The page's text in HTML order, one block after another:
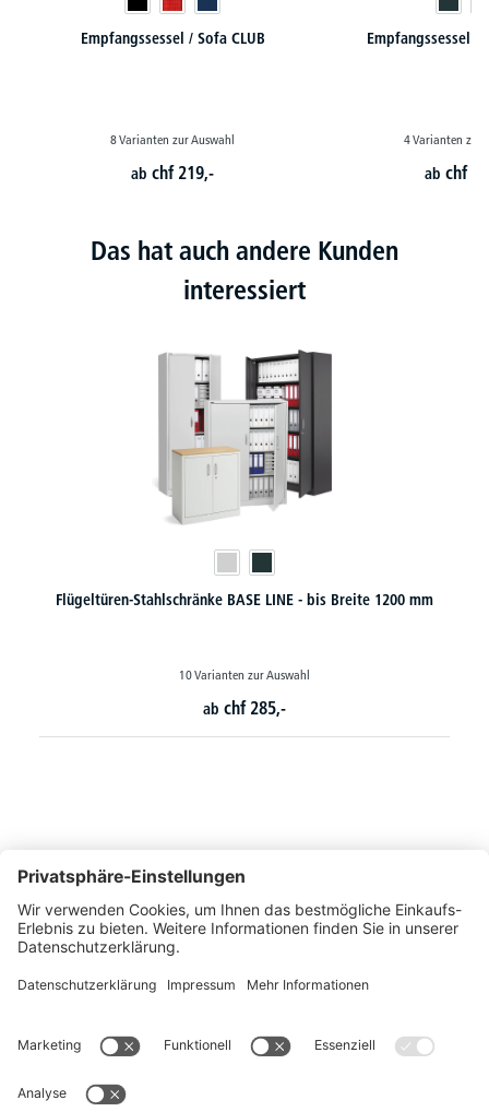
Empfangssessel / Sofa CLUB
8 Varianten zur Auswahl
abchf 219,-
Empfangssessel /
4 Varianten zur
abchf
Das hat auch andere Kunden
interessiert
Rollcontainer Holz - hervorragende Funktionalität
chf 362,-
Montags bis Freitags von 08:30 - 17:00 Uhr
+41 44 240 / 11 55
+41 44 240 / 11 57
info@office-trade.ch